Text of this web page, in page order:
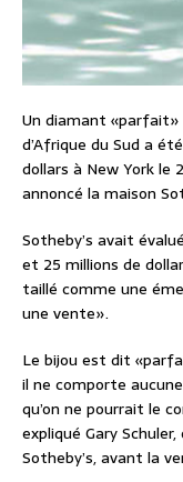
Un diamant «parfait»
d’Afrique du Sud a
dollars à New York le
annoncé la maison
Sotheby’s avait
et 25 millions de
taillé comme une
une vente».
Le bijou est dit
il ne comporte
qu’on ne pourrait le
expliqué Gary
Sotheby’s, avant la